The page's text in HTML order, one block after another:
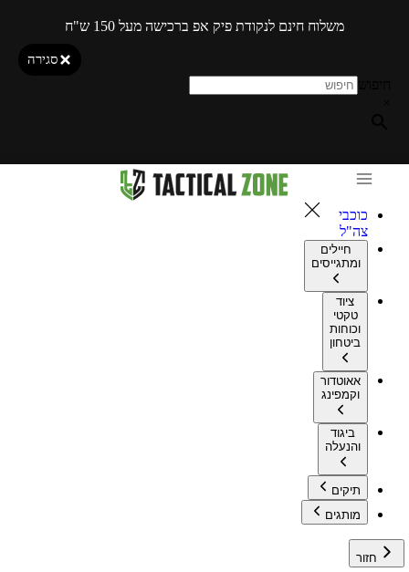
משלוח חינם לנקודת פיק אפ ברכישה מעל 150 ש"ח
סגירה
כוכבי
צה"ל
חיילים
ומתגייסים
ציוד
טקטי
וכוחות
ביטחון
אאוטדור
וקמפינג
ביגוד
והנעלה
תיקים
מותגים
חזור